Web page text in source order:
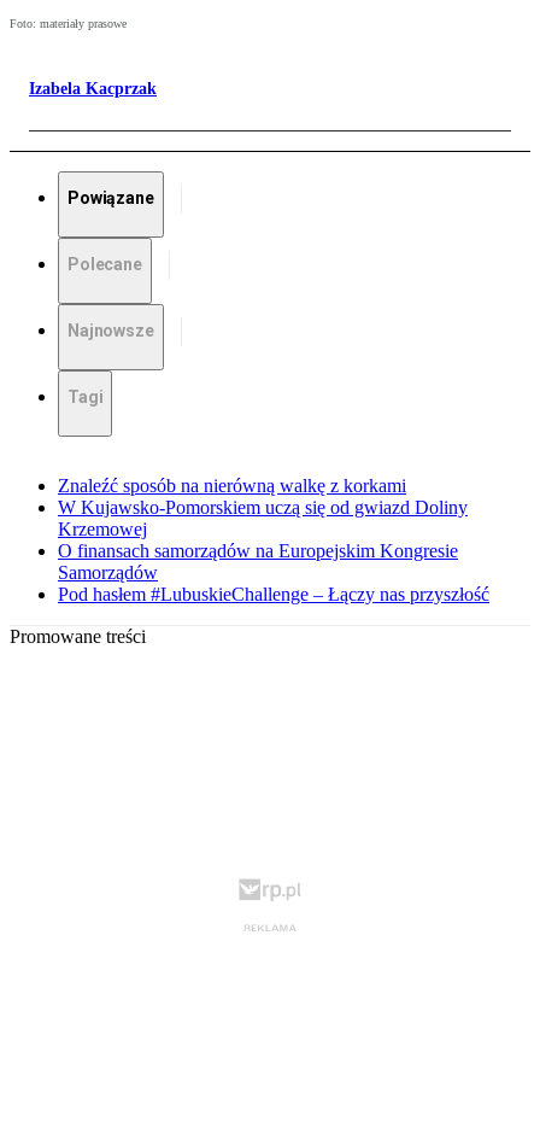
Foto: materiały prasowe
Izabela Kacprzak
Powiązane
Polecane
Najnowsze
Tagi
Znaleźć sposób na nierówną walkę z korkami
W Kujawsko-Pomorskiem uczą się od gwiazd Doliny
Krzemowej
O finansach samorządów na Europejskim Kongresie
Samorządów
Pod hasłem #LubuskieChallenge – Łączy nas przyszłość
Promowane treści